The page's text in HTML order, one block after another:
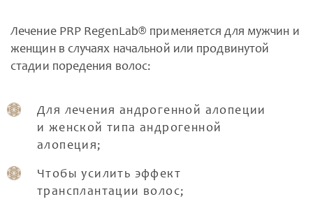
Лечение PRP RegenLab® применяется для мужчин и
женщин в случаях начальной или продвинутой
стадии поредения волос:
Для лечения андрогенной алопеции
и женской типа андрогенной
алопеция;
Чтобы усилить эффект
трансплантации волос;